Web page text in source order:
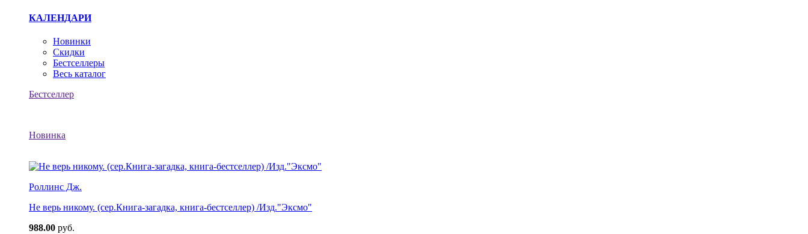
КАЛЕНДАРИ
Новинки
Скидки
Бестселлеры
Весь каталог
Бестселлер
Новинка
Роллинс Дж.
Не верь никому. (сер.Книга-загадка, книга-бестселлер) /Изд."Эксмо"
988.00 руб.